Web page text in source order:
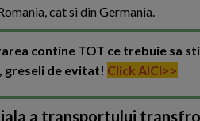
cat si din Germania.
contine TOT ce trebuie sa
greseli de evitat! Click AICI>>
a transportului